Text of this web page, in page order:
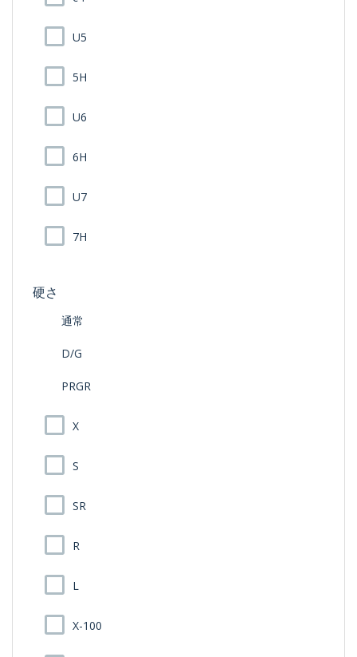
U5
5H
U6
6H
U7
7H
硬さ
通常
D/G
PRGR
X
S
SR
R
L
X-100